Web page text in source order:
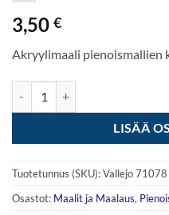
3,50 €
Akryylimaali pienoismallien
LISÄÄ
Tuotetunnus (SKU):Vallejo 71078
Osastot: Maalit ja Maalaus,